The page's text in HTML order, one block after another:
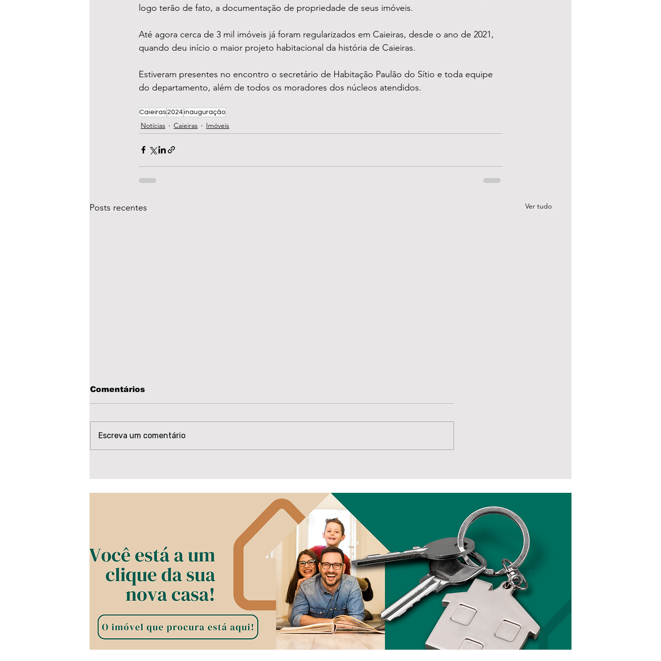
logo terão de fato, a documentação de propriedade de seus imóveis.
Até agora cerca de 3 mil imóveis já foram regularizados em Caieiras, desde o ano de 2021,
Estiveram presentes no encontro o secretário de Habitação Paulão do Sítio e toda equipe
do departamento, além de todos os moradores dos núcleos atendidos.
Caieiras 2024inauguração
Notícias Caieiras Imóveis
Posts recentes Ver tudo
Vereadores defendem
eleições de 2026
E seu pai... é Raiz?
Comentários
Escreva um comentário